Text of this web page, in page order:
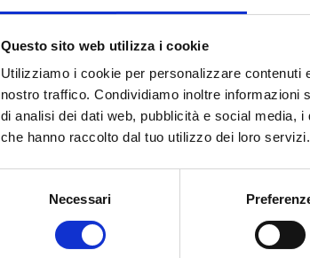
Questo sito web utilizza i cookie
Utilizziamo i cookie per personalizzare contenuti
nostro traffico. Condividiamo inoltre
di analisi dei dati web, pubblicità e social media,
che hanno raccolto dal tuo utilizzo dei loro servizi.
Necessari